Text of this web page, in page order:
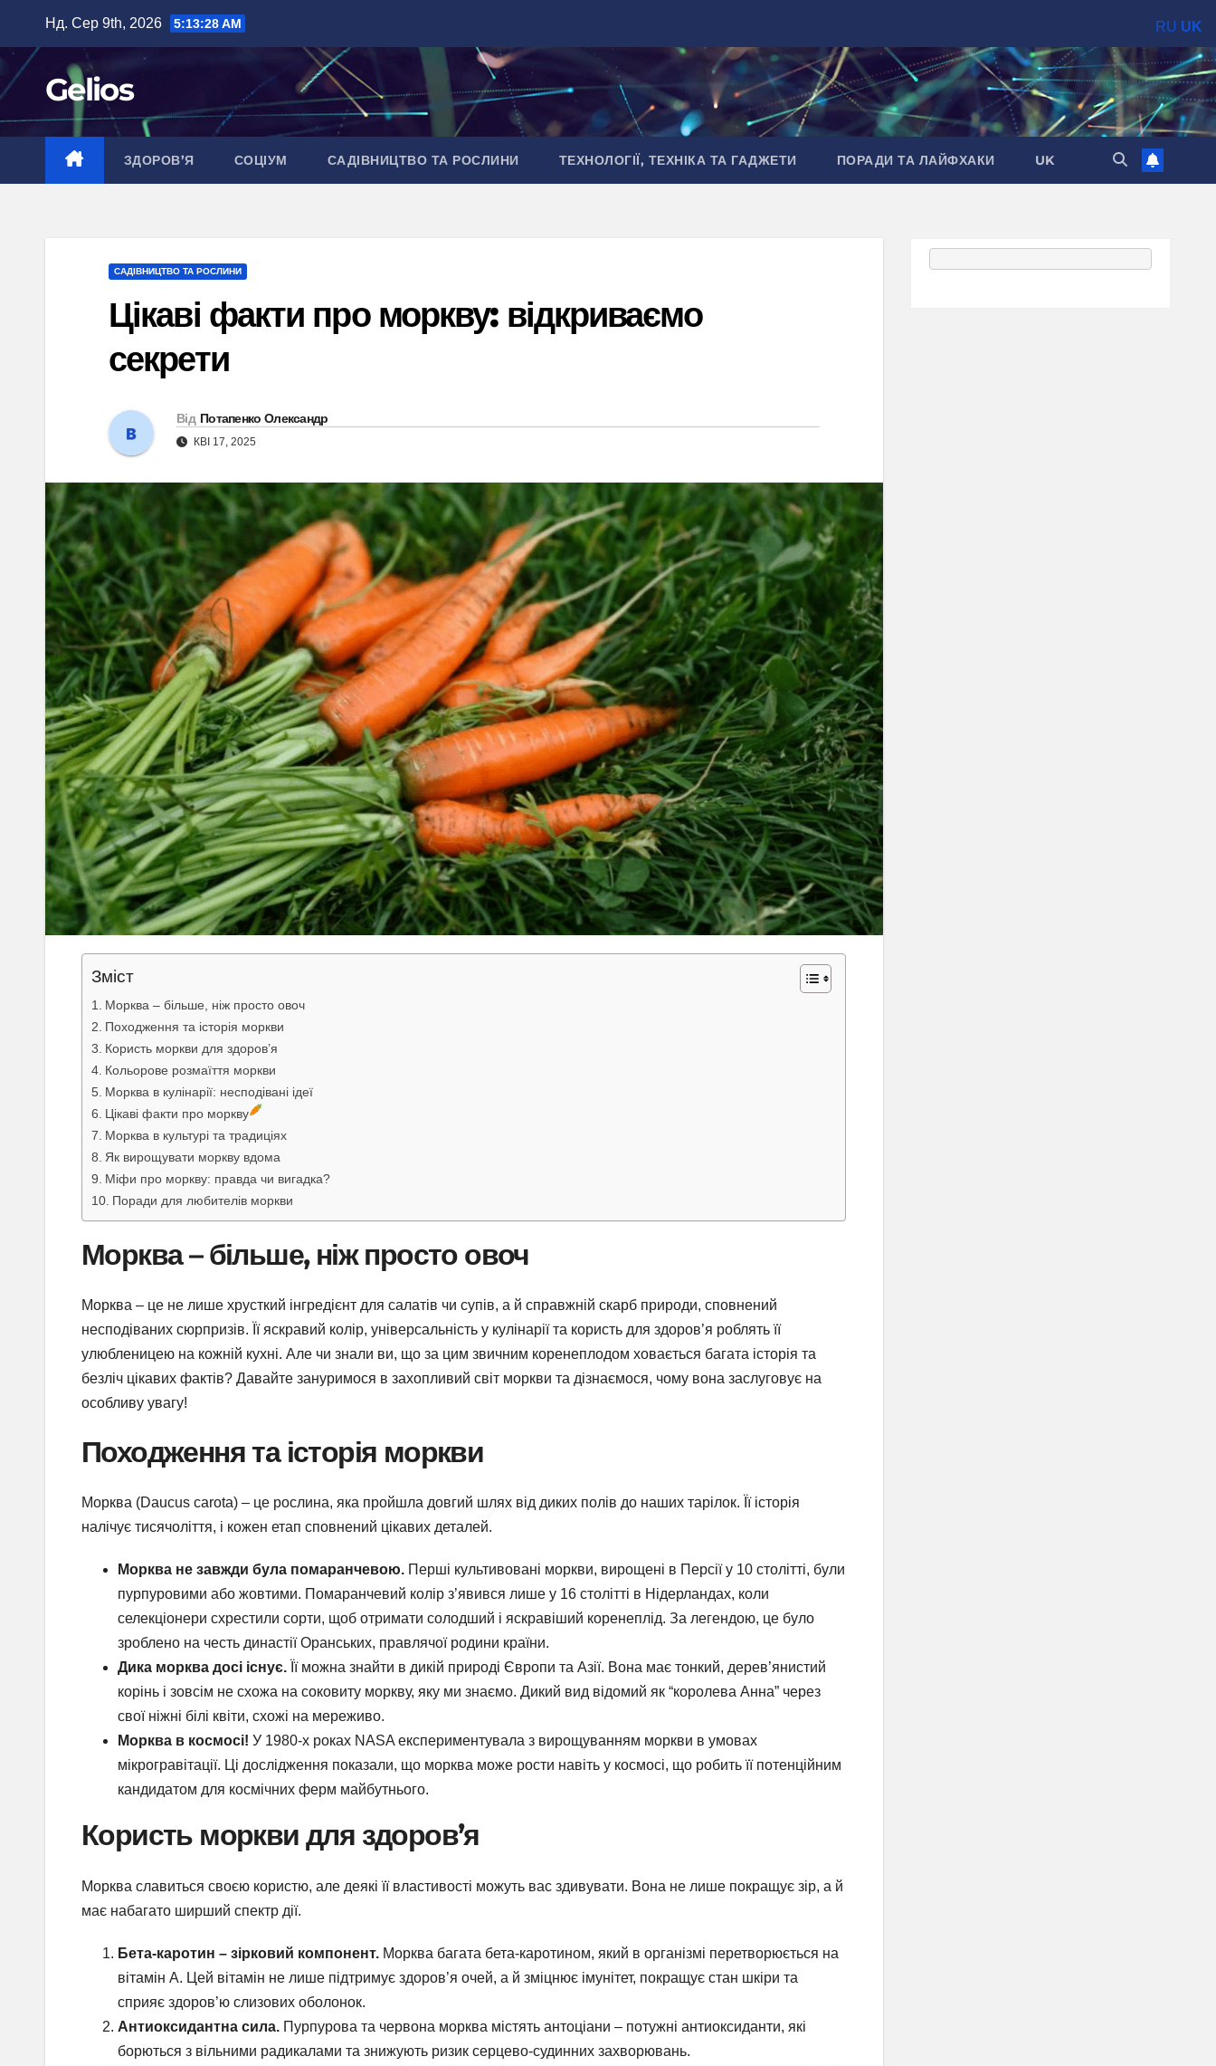
вмісту
Нд. Сер 9th, 2026 5:13:29 AM
Gelios
ЗДОРОВ’Я СОЦІУМ САДІВНИЦТВО ТА РОСЛИНИ ТЕХНОЛОГІЇ, ТЕХНІКА ТА ГАДЖЕТИ ПОРАДИ ТА ЛАЙФХАКИ UK
САДІВНИЦТВО ТА РОСЛИНИ
Цікаві факти про моркву: відкриваємо
секрети
Від Потапенко Олександр
КВІ 17, 2025
Зміст
Морква – більше, ніж просто овоч
Походження та історія моркви
Користь моркви для здоров’я
Кольорове розмаїття моркви
Морква в кулінарії: несподівані ідеї
Цікаві факти про моркву
Морква в культурі та традиціях
Як вирощувати моркву вдома
Міфи про моркву: правда чи вигадка?
Поради для любителів моркви
Морква – більше, ніж просто овоч
Морква – це не лише хрусткий інгредієнт для салатів чи супів, а й справжній скарб природи, сповнений
несподіваних сюрпризів. Її яскравий колір, універсальність у кулінарії та користь для здоров’я роблять її
улюбленицею на кожній кухні. Але чи знали ви, що за цим звичним коренеплодом ховається багата історія та
безліч цікавих фактів? Давайте зануримося в захопливий світ моркви та дізнаємося, чому вона заслуговує на
особливу увагу!
Походження та історія моркви
Морква (Daucus carota) – це рослина, яка пройшла довгий шлях від диких полів до наших тарілок. Її історія
налічує тисячоліття, і кожен етап сповнений цікавих деталей.
Морква не завжди була помаранчевою. Перші культивовані моркви, вирощені в Персії у 10 столітті, були
пурпуровими або жовтими. Помаранчевий колір з’явився лише у 16 столітті в Нідерландах, коли
селекціонери схрестили сорти, щоб отримати солодший і яскравіший коренеплід. За легендою, це було
зроблено на честь династії Оранських, правлячої родини країни.
Дика морква досі існує. Її можна знайти в дикій природі Європи та Азії. Вона має тонкий, дерев’янистий
корінь і зовсім не схожа на соковиту моркву, яку ми знаємо. Дикий вид відомий як “королева Анна” через
свої ніжні білі квіти, схожі на мереживо.
Морква в космосі! У 1980-х роках NASA експериментувала з вирощуванням моркви в умовах
мікрогравітації. Ці дослідження показали, що морква може рости навіть у космосі, що робить її потенційним
кандидатом для космічних ферм майбутнього.
Користь моркви для здоров’я
Морква славиться своєю користю, але деякі її властивості можуть вас здивувати. Вона не лише покращує зір, а й
має набагато ширший спектр дії.
Бета-каротин – зірковий компонент. Морква багата бета-каротином, який в організмі перетворюється на
вітамін А. Цей вітамін не лише підтримує здоров’я очей, а й зміцнює імунітет, покращує стан шкіри та
сприяє здоров’ю слизових оболонок.
Антиоксидантна сила. Пурпурова та червона морква містять антоціани – потужні антиоксиданти, які
борються з вільними радикалами та знижують ризик серцево-судинних захворювань.
RU UK